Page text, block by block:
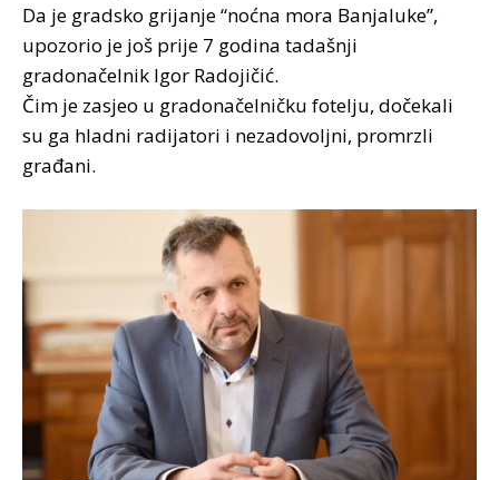
Da je gradsko grijanje “noćna mora Banjaluke”,
upozorio je još prije 7 godina tadašnji
gradonačelnik Igor Radojičić.
Čim je zasjeo u gradonačelničku fotelju, dočekali
su ga hladni radijatori i nezadovoljni, promrzli
građani.